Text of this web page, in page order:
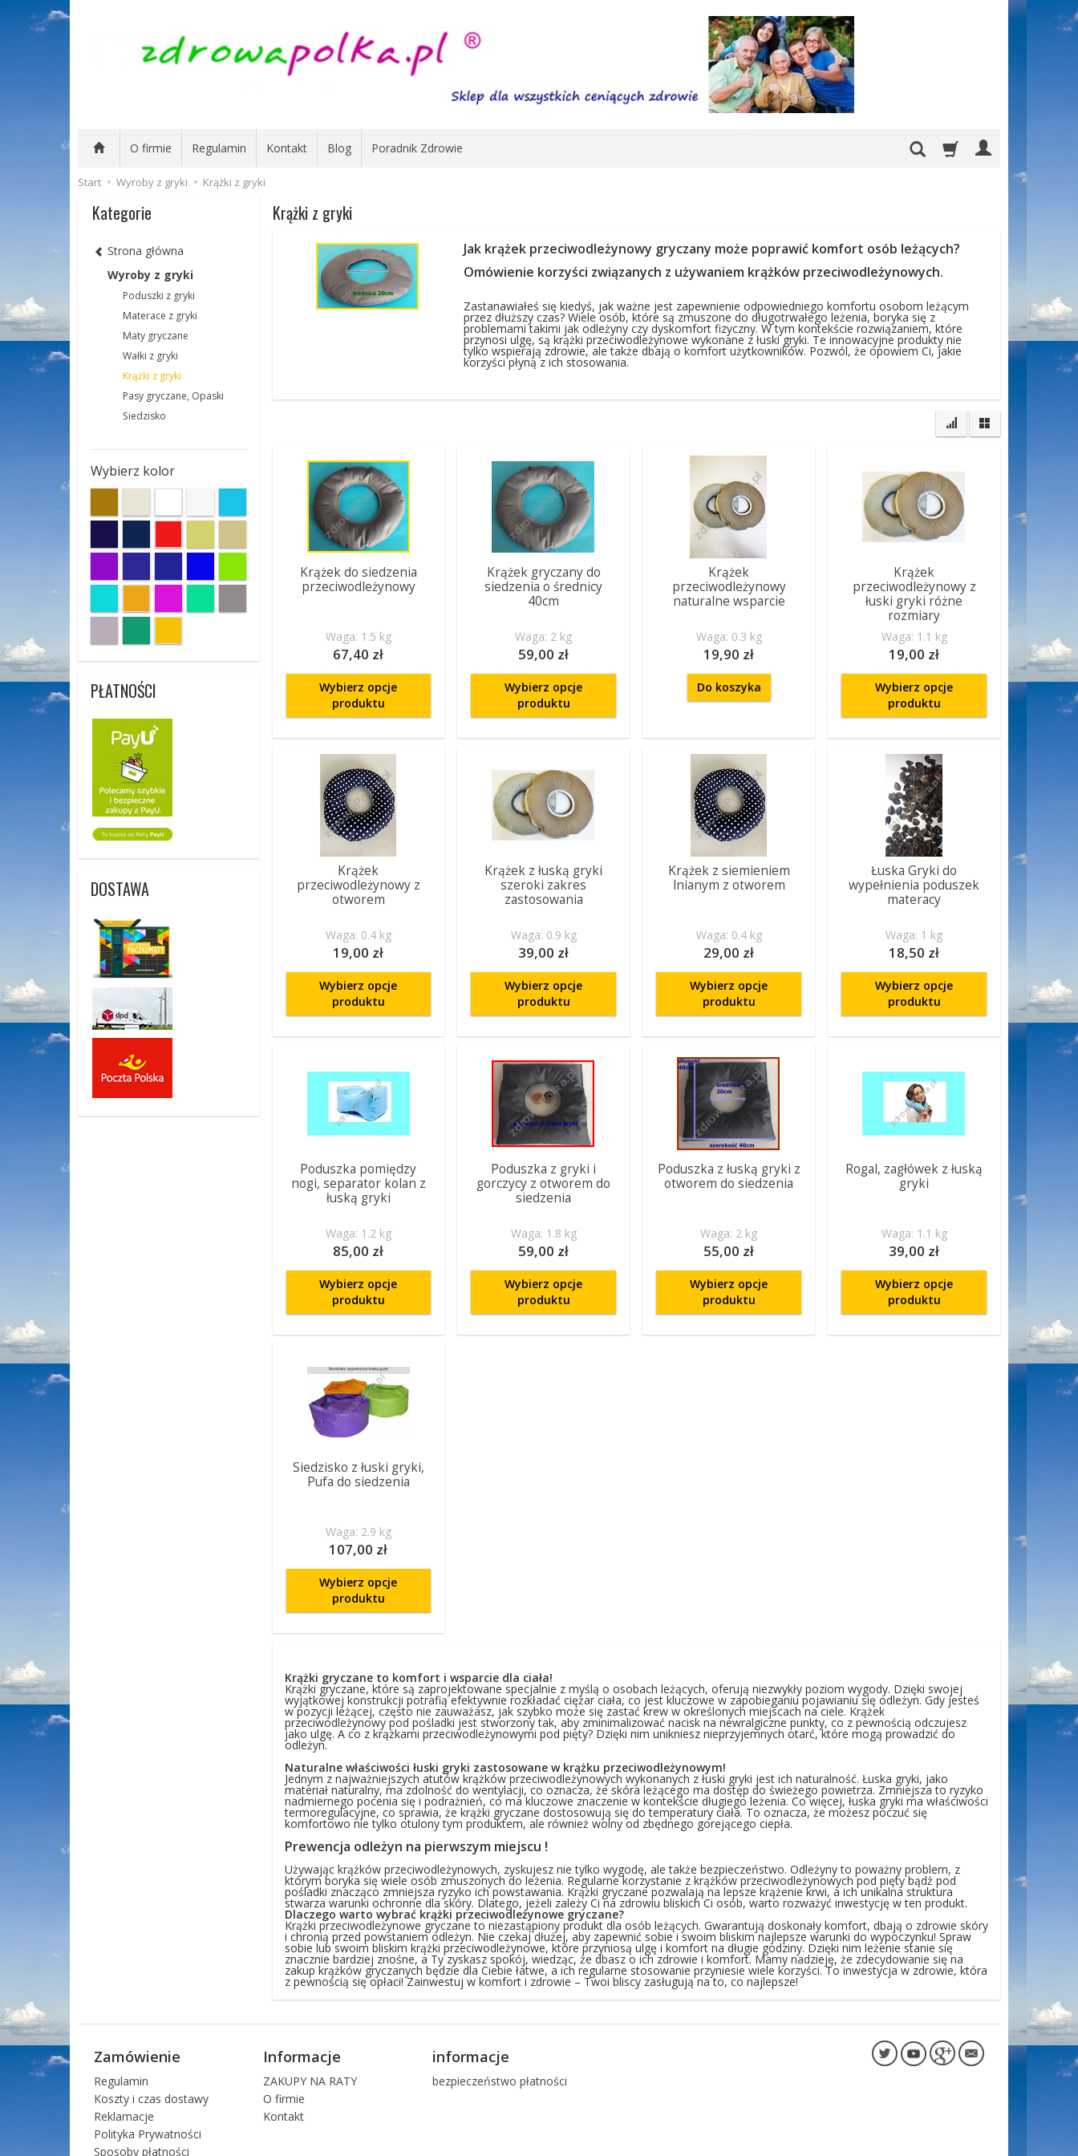
O firmie Regulamin Kontakt Blog Poradnik Zdrowie
Start Wyroby z gryki Krążki z gryki
Krążki z gryki
Jak krążek przeciwodleżynowy gryczany może poprawić komfort osób leżących?
Omówienie korzyści związanych z używaniem krążków przeciwodleżynowych.
Zastanawiałeś się kiedyś, jak ważne jest zapewnienie odpowiedniego komfortu osobom leżącym
przez dłuższy czas? Wiele osób, które są zmuszone do długotrwałego leżenia, boryka się z
problemami takimi jak odleżyny czy dyskomfort fizyczny. W tym kontekście rozwiązaniem, które
przynosi ulgę, są krążki przeciwodleżynowe wykonane z łuski gryki. Te innowacyjne produkty nie
tylko wspierają zdrowie, ale także dbają o komfort użytkowników. Pozwól, że opowiem Ci, jakie
korzyści płyną z ich stosowania.
Krążek do siedzenia
przeciwodleżynowy
Waga: 1.5 kg
67,40 zł
Wybierz opcje
produktu
Krążek gryczany do
siedzenia o średnicy
40cm
Waga: 2 kg
59,00 zł
Wybierz opcje
produktu
Krążek
przeciwodleżynowy
naturalne wsparcie
Waga: 0.3 kg
19,90 zł
Do koszyka
Krążek
przeciwodleżynowy z
łuski gryki różne
rozmiary
Waga: 1.1 kg
19,00 zł
Wybierz opcje
produktu
Krążek
przeciwodleżynowy z
otworem
Waga: 0.4 kg
19,00 zł
Wybierz opcje
produktu
Krążek z łuską gryki
szeroki zakres
zastosowania
Waga: 0.9 kg
39,00 zł
Wybierz opcje
produktu
Krążek z siemieniem
lnianym z otworem
Waga: 0.4 kg
29,00 zł
Wybierz opcje
produktu
Łuska Gryki do
wypełnienia poduszek
materacy
Waga: 1 kg
18,50 zł
Wybierz opcje
produktu
Poduszka pomiędzy
nogi, separator kolan z
łuską gryki
Waga: 1.2 kg
85,00 zł
Wybierz opcje
produktu
Poduszka z gryki i
gorczycy z otworem do
siedzenia
Waga: 1.8 kg
59,00 zł
Wybierz opcje
produktu
Poduszka z łuską gryki z
otworem do siedzenia
Waga: 2 kg
55,00 zł
Wybierz opcje
produktu
Rogal, zagłówek z łuską
gryki
Waga: 1.1 kg
39,00 zł
Wybierz opcje
produktu
Siedzisko z łuski gryki,
Pufa do siedzenia
Waga: 2.9 kg
107,00 zł
Wybierz opcje
produktu
Krążki gryczane to komfort i wsparcie dla ciała!
Krążki gryczane, które są zaprojektowane specjalnie z myślą o osobach leżących, oferują niezwykły poziom wygody. Dzięki swojej
wyjątkowej konstrukcji potrafią efektywnie rozkładać ciężar ciała, co jest kluczowe w zapobieganiu pojawianiu się odleżyn. Gdy jesteś
w pozycji leżącej, często nie zauważasz, jak szybko może się zastać krew w określonych miejscach na ciele. Krążek
przeciwodleżynowy pod pośladki jest stworzony tak, aby zminimalizować nacisk na newralgiczne punkty, co z pewnością odczujesz
jako ulgę. A co z krążkami przeciwodleżynowymi pod pięty? Dzięki nim unikniesz nieprzyjemnych otarć, które mogą prowadzić do
odleżyn.
Naturalne właściwości łuski gryki zastosowane w krążku przeciwodleżynowym!
Jednym z najważniejszych atutów krążków przeciwodleżynowych wykonanych z łuski gryki jest ich naturalność. Łuska gryki, jako
materiał naturalny, ma zdolność do wentylacji, co oznacza, że skóra leżącego ma dostęp do świeżego powietrza. Zmniejsza to ryzyko
nadmiernego pocenia się i podrażnień, co ma kluczowe znaczenie w kontekście długiego leżenia. Co więcej, łuska gryki ma właściwości
termoregulacyjne, co sprawia, że krążki gryczane dostosowują się do temperatury ciała. To oznacza, że możesz poczuć się
komfortowo nie tylko otulony tym produktem, ale również wolny od zbędnego gorejącego ciepła.
Prewencja odleżyn na pierwszym miejscu !
Używając krążków przeciwodleżynowych, zyskujesz nie tylko wygodę, ale także bezpieczeństwo. Odleżyny to poważny problem, z
którym boryka się wiele osób zmuszonych do leżenia. Regularne korzystanie z krążków przeciwodleżynowych pod pięty bądź pod
pośladki znacząco zmniejsza ryzyko ich powstawania. Krążki gryczane pozwalają na lepsze krążenie krwi, a ich unikalna struktura
stwarza warunki ochronne dla skóry. Dlatego, jeżeli zależy Ci na zdrowiu bliskich Ci osób, warto rozważyć inwestycję w ten produkt.
Dlaczego warto wybrać krążki przeciwodleżynowe gryczane?
Krążki przeciwodleżynowe gryczane to niezastąpiony produkt dla osób leżących. Gwarantują doskonały komfort, dbają o zdrowie skóry
i chronią przed powstaniem odleżyn. Nie czekaj dłużej, aby zapewnić sobie i swoim bliskim najlepsze warunki do wypoczynku! Spraw
sobie lub swoim bliskim krążki przeciwodleżynowe, które przyniosą ulgę i komfort na długie godziny. Dzięki nim leżenie stanie się
znacznie bardziej znośne, a Ty zyskasz spokój, wiedząc, że dbasz o ich zdrowie i komfort. Mamy nadzieję, że zdecydowanie się na
zakup krążków gryczanych będzie dla Ciebie łatwe, a ich regularne stosowanie przyniesie wiele korzyści. To inwestycja w zdrowie, która
z pewnością się opłaci! Zainwestuj w komfort i zdrowie – Twoi bliscy zasługują na to, co najlepsze!
Kategorie
Strona główna
Wyroby z gryki
Poduszki z gryki
Materace z gryki
Maty gryczane
Wałki z gryki
Krążki z gryki
Pasy gryczane, Opaski
Siedzisko
Wybierz kolor
PŁATNOŚCI
DOSTAWA
Zamówienie
Regulamin
Koszty i czas dostawy
Reklamacje
Polityka Prywatności
Sposoby płatności
Informacje
ZAKUPY NA RATY
O firmie
Kontakt
informacje
bezpieczeństwo płatności